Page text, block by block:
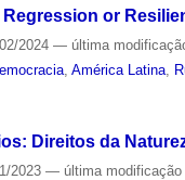
or
2024— última
,América Latina,
Direitos da
2023— última modificação